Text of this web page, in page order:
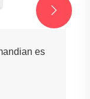
es
